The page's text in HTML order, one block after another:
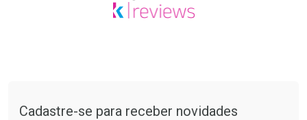
Cadastre-se para receber novidades